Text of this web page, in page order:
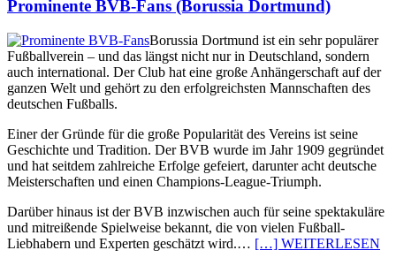
Prominente BVB-Fans (Borussia Dortmund)
Borussia Dortmund ist ein sehr populärer
Fußballverein – und das längst nicht nur in Deutschland, sondern
auch international. Der Club hat eine große Anhängerschaft auf der
ganzen Welt und gehört zu den erfolgreichsten Mannschaften des
deutschen Fußballs.
Einer der Gründe für die große Popularität des Vereins ist seine
Geschichte und Tradition. Der BVB wurde im Jahr 1909 gegründet
und hat seitdem zahlreiche Erfolge gefeiert, darunter acht deutsche
Meisterschaften und einen Champions-League-Triumph.
Darüber hinaus ist der BVB inzwischen auch für seine spektakuläre
und mitreißende Spielweise bekannt, die von vielen Fußball-
Liebhabern und Experten geschätzt wird.… […] WEITERLESEN